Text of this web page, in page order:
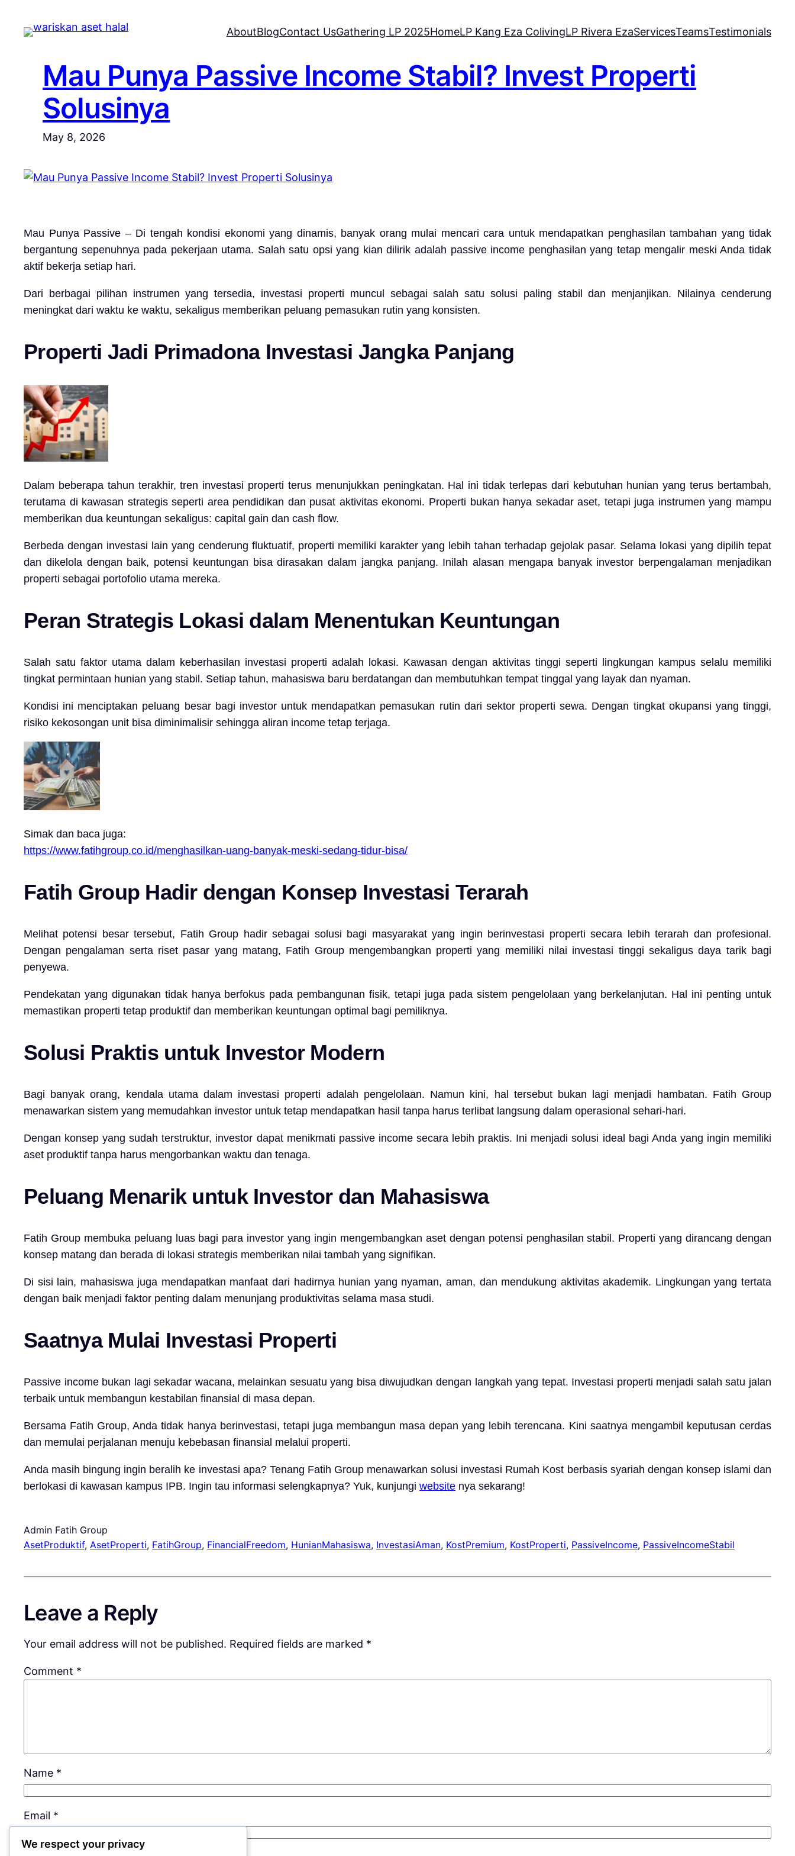
AboutBlogContact UsGathering LP 2025HomeLP Kang Eza ColivingLP Rivera EzaServicesTeamsTestimonials
Mau Punya Passive Income Stabil? Invest Properti
Solusinya
May 8, 2026
Mau Punya Passive – Di tengah kondisi ekonomi yang dinamis, banyak orang mulai mencari cara untuk mendapatkan penghasilan tambahan yang tidak
bergantung sepenuhnya pada pekerjaan utama. Salah satu opsi yang kian dilirik adalah passive income penghasilan yang tetap mengalir meski Anda tidak
aktif bekerja setiap hari.
Dari berbagai pilihan instrumen yang tersedia, investasi properti muncul sebagai salah satu solusi paling stabil dan menjanjikan. Nilainya cenderung
meningkat dari waktu ke waktu, sekaligus memberikan peluang pemasukan rutin yang konsisten.
Properti Jadi Primadona Investasi Jangka Panjang
Dalam beberapa tahun terakhir, tren investasi properti terus menunjukkan peningkatan. Hal ini tidak terlepas dari kebutuhan hunian yang terus bertambah,
terutama di kawasan strategis seperti area pendidikan dan pusat aktivitas ekonomi. Properti bukan hanya sekadar aset, tetapi juga instrumen yang mampu
memberikan dua keuntungan sekaligus: capital gain dan cash flow.
Berbeda dengan investasi lain yang cenderung fluktuatif, properti memiliki karakter yang lebih tahan terhadap gejolak pasar. Selama lokasi yang dipilih tepat
dan dikelola dengan baik, potensi keuntungan bisa dirasakan dalam jangka panjang. Inilah alasan mengapa banyak investor berpengalaman menjadikan
properti sebagai portofolio utama mereka.
Peran Strategis Lokasi dalam Menentukan Keuntungan
Salah satu faktor utama dalam keberhasilan investasi properti adalah lokasi. Kawasan dengan aktivitas tinggi seperti lingkungan kampus selalu memiliki
tingkat permintaan hunian yang stabil. Setiap tahun, mahasiswa baru berdatangan dan membutuhkan tempat tinggal yang layak dan nyaman.
Kondisi ini menciptakan peluang besar bagi investor untuk mendapatkan pemasukan rutin dari sektor properti sewa. Dengan tingkat okupansi yang tinggi,
risiko kekosongan unit bisa diminimalisir sehingga aliran income tetap terjaga.
Simak dan baca juga:
https://www.fatihgroup.co.id/menghasilkan-uang-banyak-meski-sedang-tidur-bisa/
Fatih Group Hadir dengan Konsep Investasi Terarah
Melihat potensi besar tersebut, Fatih Group hadir sebagai solusi bagi masyarakat yang ingin berinvestasi properti secara lebih terarah dan profesional.
Dengan pengalaman serta riset pasar yang matang, Fatih Group mengembangkan properti yang memiliki nilai investasi tinggi sekaligus daya tarik bagi
penyewa.
Pendekatan yang digunakan tidak hanya berfokus pada pembangunan fisik, tetapi juga pada sistem pengelolaan yang berkelanjutan. Hal ini penting untuk
memastikan properti tetap produktif dan memberikan keuntungan optimal bagi pemiliknya.
Solusi Praktis untuk Investor Modern
Bagi banyak orang, kendala utama dalam investasi properti adalah pengelolaan. Namun kini, hal tersebut bukan lagi menjadi hambatan. Fatih Group
menawarkan sistem yang memudahkan investor untuk tetap mendapatkan hasil tanpa harus terlibat langsung dalam operasional sehari-hari.
Dengan konsep yang sudah terstruktur, investor dapat menikmati passive income secara lebih praktis. Ini menjadi solusi ideal bagi Anda yang ingin memiliki
aset produktif tanpa harus mengorbankan waktu dan tenaga.
Peluang Menarik untuk Investor dan Mahasiswa
Fatih Group membuka peluang luas bagi para investor yang ingin mengembangkan aset dengan potensi penghasilan stabil. Properti yang dirancang dengan
konsep matang dan berada di lokasi strategis memberikan nilai tambah yang signifikan.
Di sisi lain, mahasiswa juga mendapatkan manfaat dari hadirnya hunian yang nyaman, aman, dan mendukung aktivitas akademik. Lingkungan yang tertata
dengan baik menjadi faktor penting dalam menunjang produktivitas selama masa studi.
Saatnya Mulai Investasi Properti
Passive income bukan lagi sekadar wacana, melainkan sesuatu yang bisa diwujudkan dengan langkah yang tepat. Investasi properti menjadi salah satu jalan
terbaik untuk membangun kestabilan finansial di masa depan.
Bersama Fatih Group, Anda tidak hanya berinvestasi, tetapi juga membangun masa depan yang lebih terencana. Kini saatnya mengambil keputusan cerdas
dan memulai perjalanan menuju kebebasan finansial melalui properti.
Anda masih bingung ingin beralih ke investasi apa? Tenang Fatih Group menawarkan solusi investasi Rumah Kost berbasis syariah dengan konsep islami dan
berlokasi di kawasan kampus IPB. Ingin tau informasi selengkapnya? Yuk, kunjungi website nya sekarang!
Admin Fatih Group
AsetProduktif, AsetProperti, FatihGroup, FinancialFreedom, HunianMahasiswa, InvestasiAman, KostPremium, KostProperti, PassiveIncome, PassiveIncomeStabil
Leave a Reply
Your email address will not be published. Required fields are marked *
Comment *
Name *
Email *
We respect your privacy